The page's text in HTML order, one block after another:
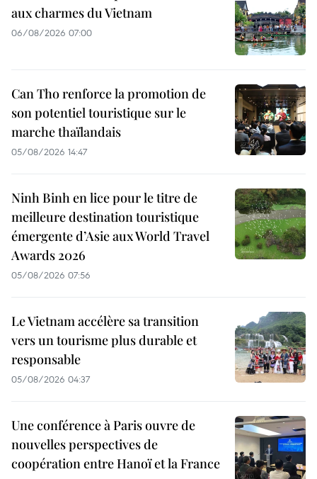
aux charmes du Vietnam
06/08/2026 07:00
Can Tho renforce la promotion de
son potentiel touristique sur le
marche thaïlandais
05/08/2026 14:47
Ninh Binh en lice pour le titre de
meilleure destination touristique
émergente d’Asie aux World Travel
Awards 2026
05/08/2026 07:56
Le Vietnam accélère sa transition
vers un tourisme plus durable et
responsable
05/08/2026 04:37
Une conférence à Paris ouvre de
nouvelles perspectives de
coopération entre Hanoï et la France